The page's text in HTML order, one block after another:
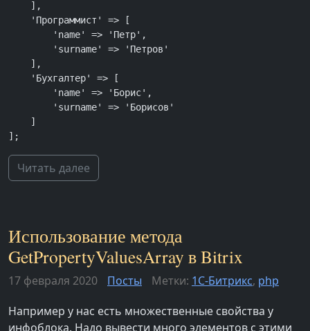
];
Читать далее
Использование метода
GetPropertyValuesArray в Bitrix
17 февраля 2020 Посты Метки: 1С-Битрикс, php
Например у нас есть множественные свойства у
инфоблока. Надо вывести много элементов с этими